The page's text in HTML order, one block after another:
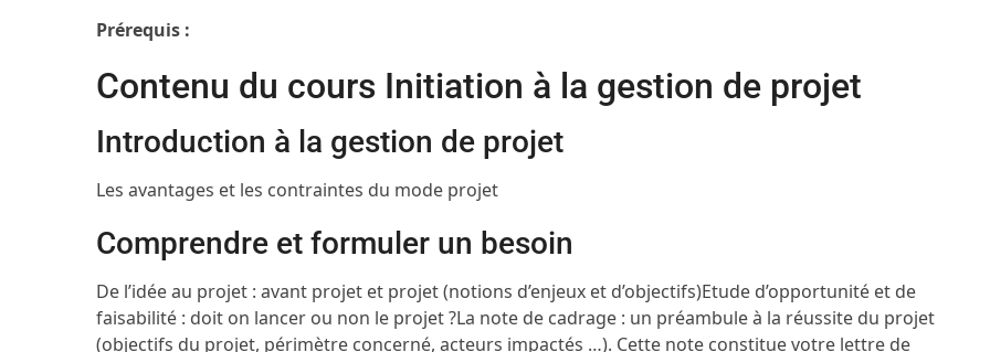
Prérequis :
Contenu du cours Initiation à la gestion de projet
Introduction à la gestion de projet
Les avantages et les contraintes du mode projet
Comprendre et formuler un besoin
De l’idée au projet : avant projet et projet (notions d’enjeux et d’objectifs)Etude d’opportunité et de
faisabilité : doit on lancer ou non le projet ?La note de cadrage : un préambule à la réussite du projet
(objectifs du projet, périmètre concerné, acteurs impactés …). Cette note constitue votre lettre de